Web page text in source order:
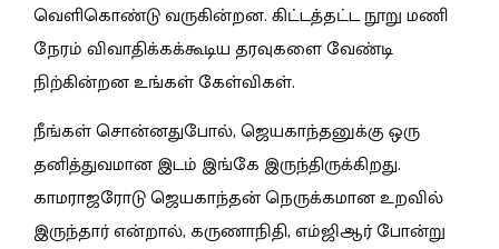
வெளிகொண்டு வருகின்றன. கிட்டத்தட்ட நூறு மணி
நேரம் விவாதிக்கக்கூடிய தரவுகளை வேண்டி
நிற்கின்றன உங்கள் கேள்விகள்.
நீங்கள் சொன்னதுபோல், ஜெயகாந்தனுக்கு ஒரு
தனித்துவமான இடம் இங்கே இருந்திருக்கிறது.
காமராஜரோடு ஜெயகாந்தன் நெருக்கமான உறவில்
இருந்தார் என்றால், கருணாநிதி, எம்ஜிஆர் போன்று